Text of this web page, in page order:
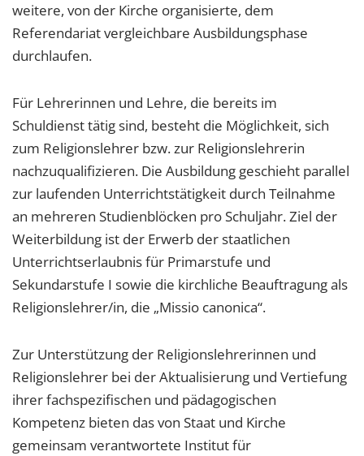
weitere, von der Kirche organisierte, dem
Referendariat vergleichbare Ausbildungsphase
durchlaufen.
Für Lehrerinnen und Lehre, die bereits im
Schuldienst tätig sind, besteht die Möglichkeit, sich
zum Religionslehrer bzw. zur Religionslehrerin
nachzuqualifizieren. Die Ausbildung geschieht parallel
zur laufenden Unterrichtstätigkeit durch Teilnahme
an mehreren Studienblöcken pro Schuljahr. Ziel der
Weiterbildung ist der Erwerb der staatlichen
Unterrichtserlaubnis für Primarstufe und
Sekundarstufe I sowie die kirchliche Beauftragung als
Religionslehrer/in, die „Missio canonica“.
Zur Unterstützung der Religionslehrerinnen und
Religionslehrer bei der Aktualisierung und Vertiefung
ihrer fachspezifischen und pädagogischen
Kompetenz bieten das von Staat und Kirche
gemeinsam verantwortete Institut für